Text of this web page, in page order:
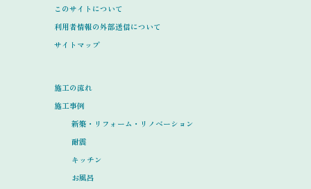
このサイトについて
利用者情報の外部送信について
サイトマップ
施工の流れ
施工事例
新築・リフォーム・リノベーション
耐震
キッチン
お風呂